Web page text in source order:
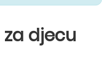
djecu